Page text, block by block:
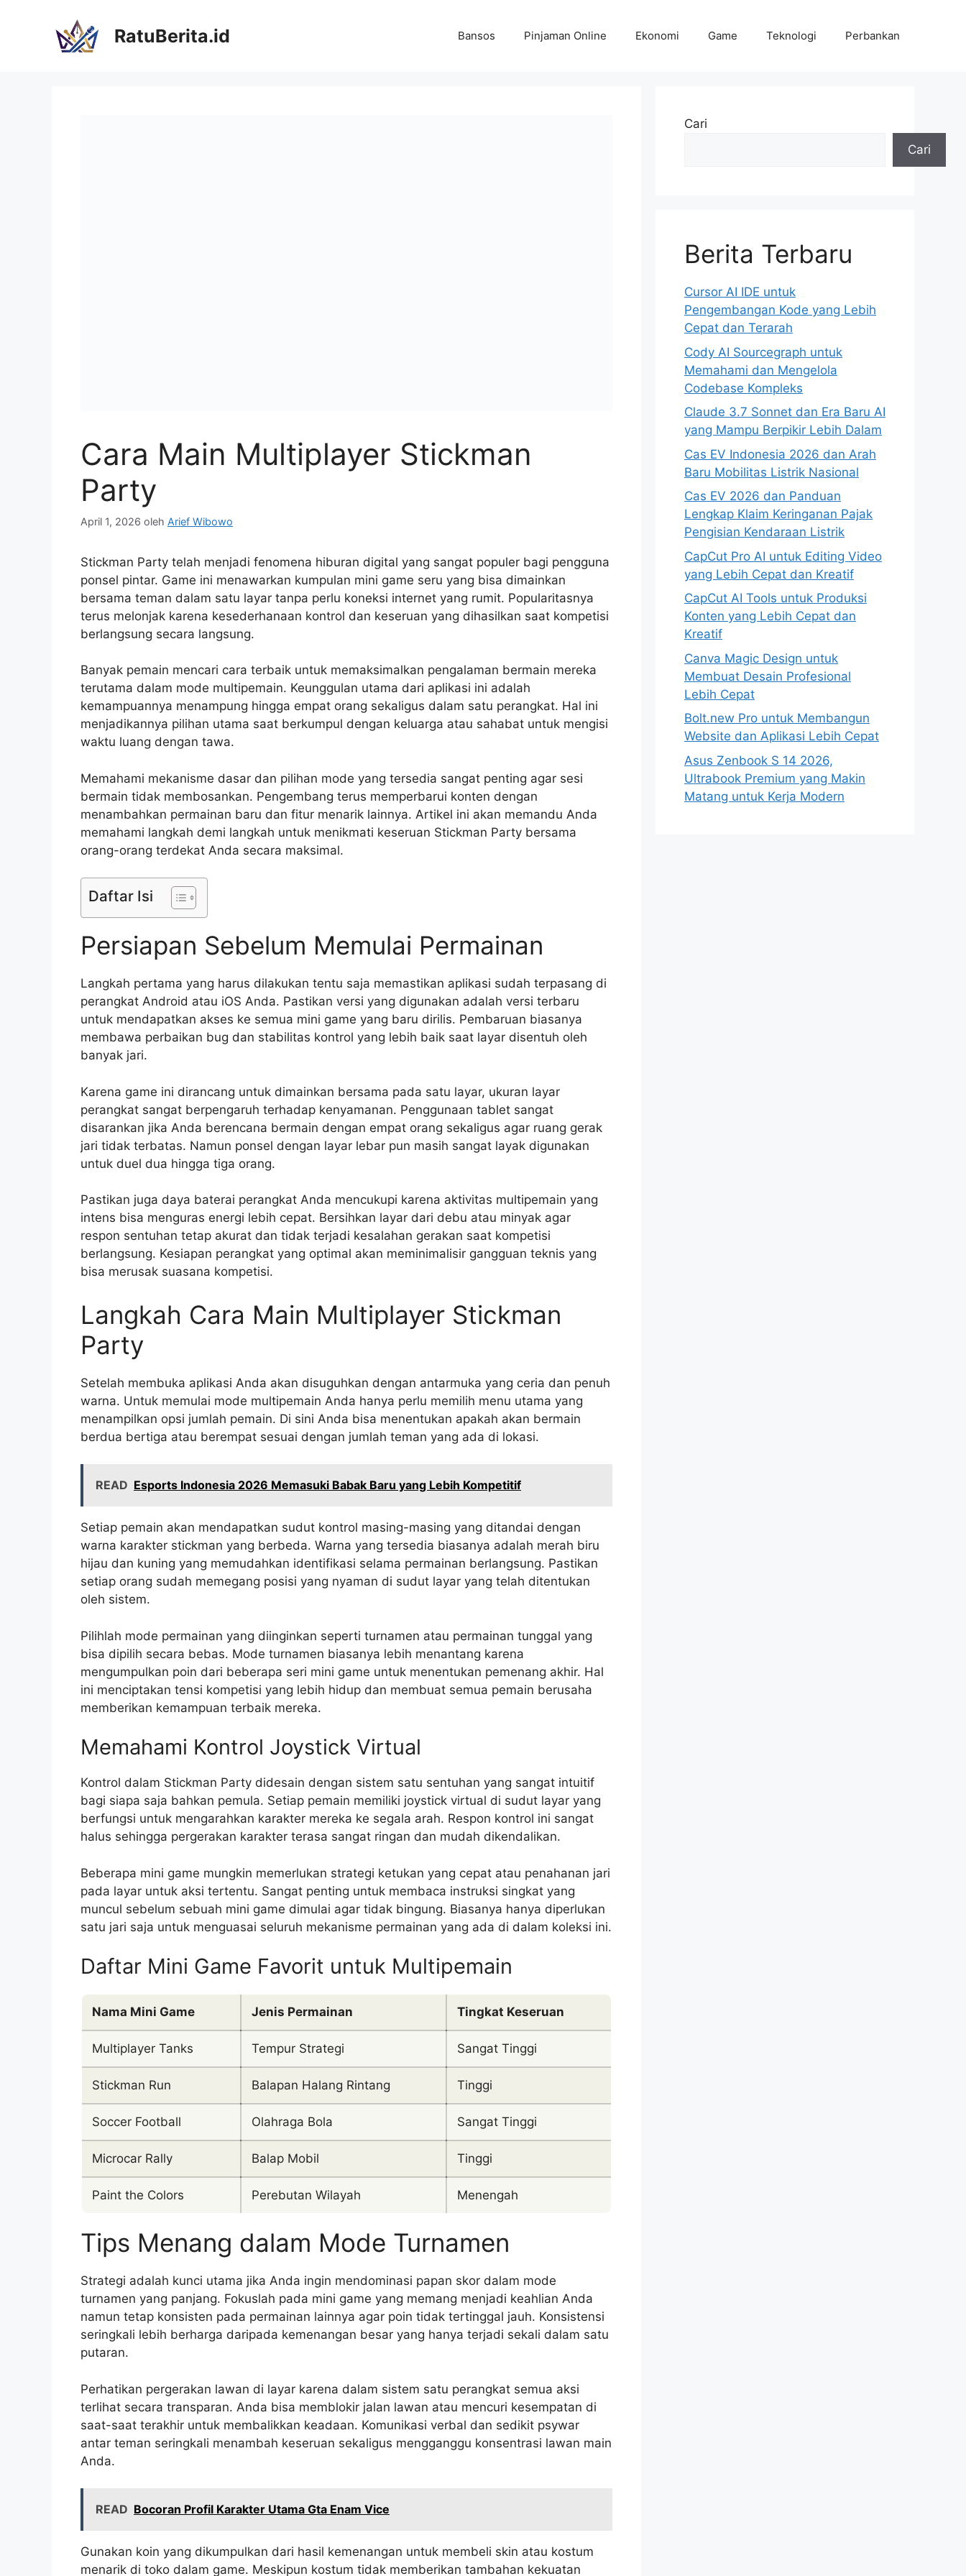
RatuBerita.id Bansos Pinjaman Online Ekonomi Game Teknologi Perbankan
Cara Main Multiplayer Stickman
Party
April 1, 2026 oleh Arief Wibowo
Stickman Party telah menjadi fenomena hiburan digital yang sangat populer bagi pengguna
ponsel pintar. Game ini menawarkan kumpulan mini game seru yang bisa dimainkan
bersama teman dalam satu layar tanpa perlu koneksi internet yang rumit. Popularitasnya
terus melonjak karena kesederhanaan kontrol dan keseruan yang dihasilkan saat kompetisi
berlangsung secara langsung.
Banyak pemain mencari cara terbaik untuk memaksimalkan pengalaman bermain mereka
terutama dalam mode multipemain. Keunggulan utama dari aplikasi ini adalah
kemampuannya menampung hingga empat orang sekaligus dalam satu perangkat. Hal ini
menjadikannya pilihan utama saat berkumpul dengan keluarga atau sahabat untuk mengisi
waktu luang dengan tawa.
Memahami mekanisme dasar dan pilihan mode yang tersedia sangat penting agar sesi
bermain tidak membosankan. Pengembang terus memperbarui konten dengan
menambahkan permainan baru dan fitur menarik lainnya. Artikel ini akan memandu Anda
memahami langkah demi langkah untuk menikmati keseruan Stickman Party bersama
orang-orang terdekat Anda secara maksimal.
Daftar Isi
Persiapan Sebelum Memulai Permainan
Langkah pertama yang harus dilakukan tentu saja memastikan aplikasi sudah terpasang di
perangkat Android atau iOS Anda. Pastikan versi yang digunakan adalah versi terbaru
untuk mendapatkan akses ke semua mini game yang baru dirilis. Pembaruan biasanya
membawa perbaikan bug dan stabilitas kontrol yang lebih baik saat layar disentuh oleh
banyak jari.
Karena game ini dirancang untuk dimainkan bersama pada satu layar, ukuran layar
perangkat sangat berpengaruh terhadap kenyamanan. Penggunaan tablet sangat
disarankan jika Anda berencana bermain dengan empat orang sekaligus agar ruang gerak
jari tidak terbatas. Namun ponsel dengan layar lebar pun masih sangat layak digunakan
untuk duel dua hingga tiga orang.
Pastikan juga daya baterai perangkat Anda mencukupi karena aktivitas multipemain yang
intens bisa menguras energi lebih cepat. Bersihkan layar dari debu atau minyak agar
respon sentuhan tetap akurat dan tidak terjadi kesalahan gerakan saat kompetisi
berlangsung. Kesiapan perangkat yang optimal akan meminimalisir gangguan teknis yang
bisa merusak suasana kompetisi.
Langkah Cara Main Multiplayer Stickman
Party
Setelah membuka aplikasi Anda akan disuguhkan dengan antarmuka yang ceria dan penuh
warna. Untuk memulai mode multipemain Anda hanya perlu memilih menu utama yang
menampilkan opsi jumlah pemain. Di sini Anda bisa menentukan apakah akan bermain
berdua bertiga atau berempat sesuai dengan jumlah teman yang ada di lokasi.
READ Esports Indonesia 2026 Memasuki Babak Baru yang Lebih Kompetitif
Setiap pemain akan mendapatkan sudut kontrol masing-masing yang ditandai dengan
warna karakter stickman yang berbeda. Warna yang tersedia biasanya adalah merah biru
hijau dan kuning yang memudahkan identifikasi selama permainan berlangsung. Pastikan
setiap orang sudah memegang posisi yang nyaman di sudut layar yang telah ditentukan
oleh sistem.
Pilihlah mode permainan yang diinginkan seperti turnamen atau permainan tunggal yang
bisa dipilih secara bebas. Mode turnamen biasanya lebih menantang karena
mengumpulkan poin dari beberapa seri mini game untuk menentukan pemenang akhir. Hal
ini menciptakan tensi kompetisi yang lebih hidup dan membuat semua pemain berusaha
memberikan kemampuan terbaik mereka.
Memahami Kontrol Joystick Virtual
Kontrol dalam Stickman Party didesain dengan sistem satu sentuhan yang sangat intuitif
bagi siapa saja bahkan pemula. Setiap pemain memiliki joystick virtual di sudut layar yang
berfungsi untuk mengarahkan karakter mereka ke segala arah. Respon kontrol ini sangat
halus sehingga pergerakan karakter terasa sangat ringan dan mudah dikendalikan.
Beberapa mini game mungkin memerlukan strategi ketukan yang cepat atau penahanan jari
pada layar untuk aksi tertentu. Sangat penting untuk membaca instruksi singkat yang
muncul sebelum sebuah mini game dimulai agar tidak bingung. Biasanya hanya diperlukan
satu jari saja untuk menguasai seluruh mekanisme permainan yang ada di dalam koleksi ini.
Daftar Mini Game Favorit untuk Multipemain
Nama Mini Game Jenis Permainan Tingkat Keseruan
Multiplayer Tanks Tempur Strategi Sangat Tinggi
Stickman Run Balapan Halang Rintang Tinggi
Soccer Football Olahraga Bola Sangat Tinggi
Microcar Rally Balap Mobil Tinggi
Paint the Colors Perebutan Wilayah Menengah
Tips Menang dalam Mode Turnamen
Strategi adalah kunci utama jika Anda ingin mendominasi papan skor dalam mode
turnamen yang panjang. Fokuslah pada mini game yang memang menjadi keahlian Anda
namun tetap konsisten pada permainan lainnya agar poin tidak tertinggal jauh. Konsistensi
seringkali lebih berharga daripada kemenangan besar yang hanya terjadi sekali dalam satu
putaran.
Perhatikan pergerakan lawan di layar karena dalam sistem satu perangkat semua aksi
terlihat secara transparan. Anda bisa memblokir jalan lawan atau mencuri kesempatan di
saat-saat terakhir untuk membalikkan keadaan. Komunikasi verbal dan sedikit psywar
antar teman seringkali menambah keseruan sekaligus mengganggu konsentrasi lawan main
Anda.
READ Bocoran Profil Karakter Utama Gta Enam Vice
Gunakan koin yang dikumpulkan dari hasil kemenangan untuk membeli skin atau kostum
menarik di toko dalam game. Meskipun kostum tidak memberikan tambahan kekuatan
Cari
Cari
Berita Terbaru
Cursor AI IDE untuk
Pengembangan Kode yang Lebih
Cepat dan Terarah
Cody AI Sourcegraph untuk
Memahami dan Mengelola
Codebase Kompleks
Claude 3.7 Sonnet dan Era Baru AI
yang Mampu Berpikir Lebih Dalam
Cas EV Indonesia 2026 dan Arah
Baru Mobilitas Listrik Nasional
Cas EV 2026 dan Panduan
Lengkap Klaim Keringanan Pajak
Pengisian Kendaraan Listrik
CapCut Pro AI untuk Editing Video
yang Lebih Cepat dan Kreatif
CapCut AI Tools untuk Produksi
Konten yang Lebih Cepat dan
Kreatif
Canva Magic Design untuk
Membuat Desain Profesional
Lebih Cepat
Bolt.new Pro untuk Membangun
Website dan Aplikasi Lebih Cepat
Asus Zenbook S 14 2026,
Ultrabook Premium yang Makin
Matang untuk Kerja Modern